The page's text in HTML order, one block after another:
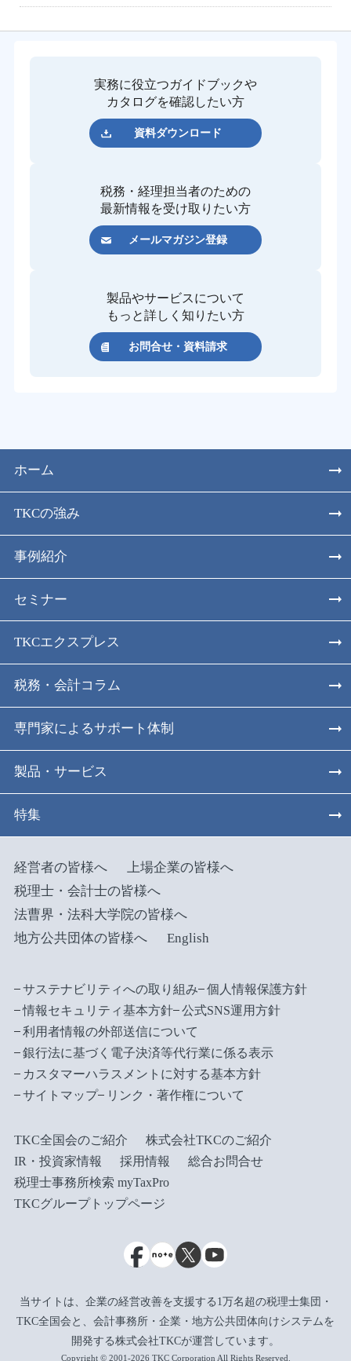
実務に役立つガイドブックや
カタログを確認したい方
資料ダウンロード
税務・経理担当者のための
最新情報を受け取りたい方
メールマガジン登録
製品やサービスについて
もっと詳しく知りたい方
お問合せ・資料請求
ホーム
TKCの強み
事例紹介
セミナー
TKCエクスプレス
税務・会計コラム
専門家によるサポート体制
製品・サービス
特集
経営者の皆様へ
上場企業の皆様へ
税理士・会計士の皆様へ
法曹界・法科大学院の皆様へ
地方公共団体の皆様へ
English
サステナビリティへの取り組み
個人情報保護方針
情報セキュリティ基本方針
公式SNS運用方針
利用者情報の外部送信について
銀行法に基づく電子決済等代行業に係る表示
カスタマーハラスメントに対する基本方針
サイトマップ
リンク・著作権について
TKC全国会のご紹介
株式会社TKCのご紹介
IR・投資家情報
採用情報
総合お問合せ
税理士事務所検索 myTaxPro
TKCグループトップページ
当サイトは、企業の経営改善を支援する1万名超の税理士集団・
TKC全国会と、会計事務所・企業・地方公共団体向けシステムを
開発する株式会社TKCが運営しています。
Copyright © 2001-2026 TKC Corporation All Rights Reserved.